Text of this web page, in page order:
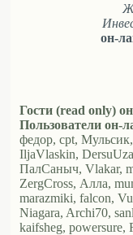
он-
Гости (read only)
Пользователи он-
федор, cpt,
IljaVlaskin,
ПалСаныч, Vlakar,
ZergCross, Алла,
marazmiki, falcon,
Niagara, Archi70,
kaifsheg,